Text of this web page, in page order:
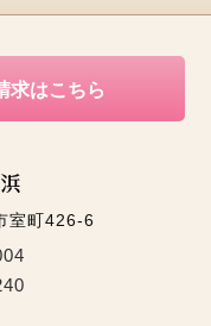
求はこちら
室町426-6